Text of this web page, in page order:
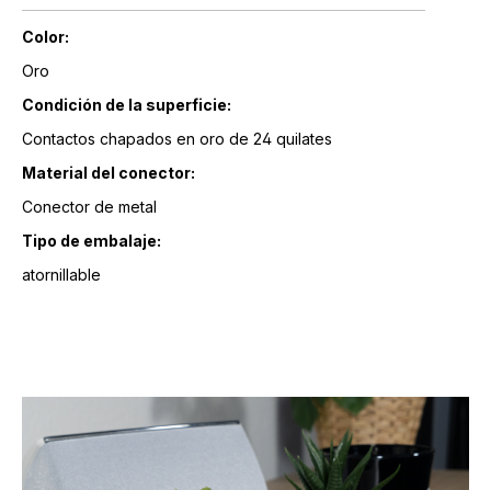
Color:
Oro
Condición de la superficie:
Contactos chapados en oro de 24 quilates
Material del conector:
Conector de metal
Tipo de embalaje:
atornillable